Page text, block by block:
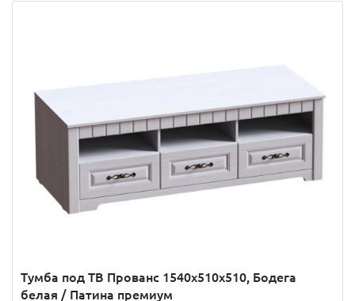
Тумба под ТВ Прованс 1540х510х510, Бодега
белая / Патина премиум